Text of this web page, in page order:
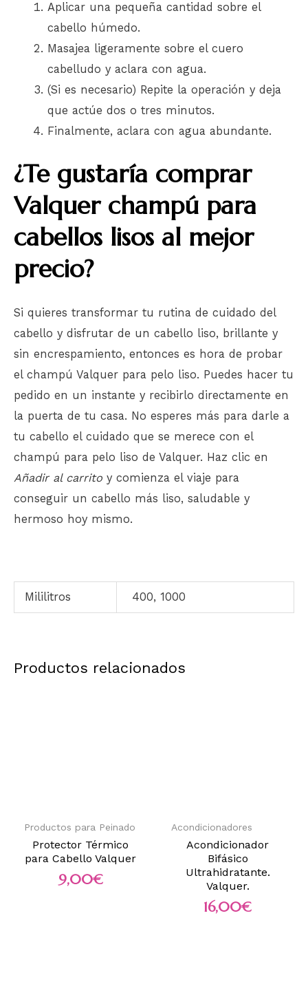
Aplicar una pequeña cantidad sobre el
cabello húmedo.
Masajea ligeramente sobre el cuero
cabelludo y aclara con agua.
(Si es necesario) Repite la operación y deja
que actúe dos o tres minutos.
Finalmente, aclara con agua abundante.
¿Te gustaría comprar
Valquer champú para
cabellos lisos al mejor
precio?
Si quieres transformar tu rutina de cuidado del
cabello y disfrutar de un cabello liso, brillante y
sin encrespamiento, entonces es hora de probar
el champú Valquer para pelo liso. Puedes hacer tu
pedido en un instante y recibirlo directamente en
la puerta de tu casa. No esperes más para darle a
tu cabello el cuidado que se merece con el
champú para pelo liso de Valquer. Haz clic en
Añadir al carrito y comienza el viaje para
conseguir un cabello más liso, saludable y
hermoso hoy mismo.
Mililitros 400, 1000
Productos relacionados
Productos para Peinado
Protector Térmico
para Cabello Valquer
9,00€
Acondicionadores
Acondicionador
Bifásico
Ultrahidratante.
Valquer.
16,00€